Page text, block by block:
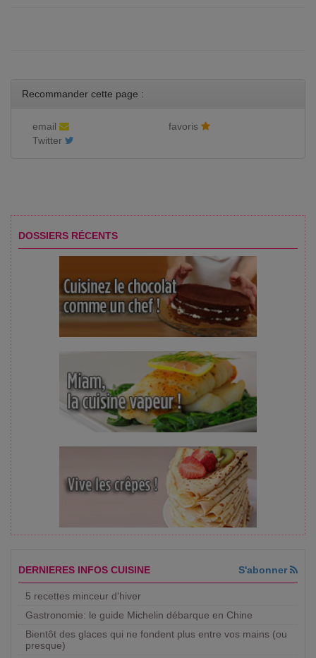
Recommander cette page :
email
favoris
Twitter
DOSSIERS RÉCENTS
DERNIERES INFOS CUISINE S'abonner
5 recettes minceur d'hiver
Gastronomie: le guide Michelin débarque en Chine
Bientôt des glaces qui ne fondent plus entre vos mains (ou
presque)